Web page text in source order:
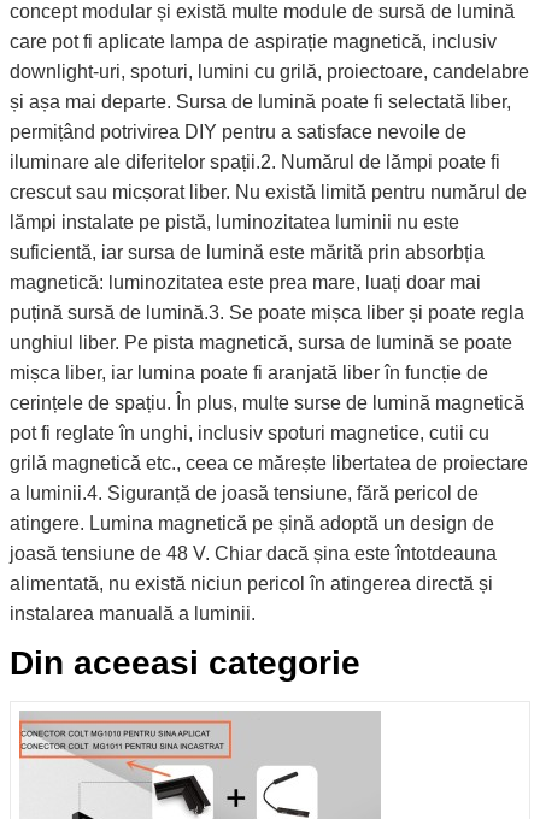
concept modular și există multe module de sursă de lumină
care pot fi aplicate lampa de aspirație magnetică, inclusiv
downlight-uri, spoturi, lumini cu grilă, proiectoare, candelabre
și așa mai departe. Sursa de lumină poate fi selectată liber,
permițând potrivirea DIY pentru a satisface nevoile de
iluminare ale diferitelor spații.2. Numărul de lămpi poate fi
crescut sau micșorat liber. Nu există limită pentru numărul de
lămpi instalate pe pistă, luminozitatea luminii nu este
suficientă, iar sursa de lumină este mărită prin absorbția
magnetică: luminozitatea este prea mare, luați doar mai
puțină sursă de lumină.3. Se poate mișca liber și poate regla
unghiul liber. Pe pista magnetică, sursa de lumină se poate
mișca liber, iar lumina poate fi aranjată liber în funcție de
cerințele de spațiu. În plus, multe surse de lumină magnetică
pot fi reglate în unghi, inclusiv spoturi magnetice, cutii cu
grilă magnetică etc., ceea ce mărește libertatea de proiectare
a luminii.4. Siguranță de joasă tensiune, fără pericol de
atingere. Lumina magnetică pe șină adoptă un design de
joasă tensiune de 48 V. Chiar dacă șina este întotdeauna
alimentată, nu există niciun pericol în atingerea directă și
instalarea manuală a luminii.
Din aceeasi categorie